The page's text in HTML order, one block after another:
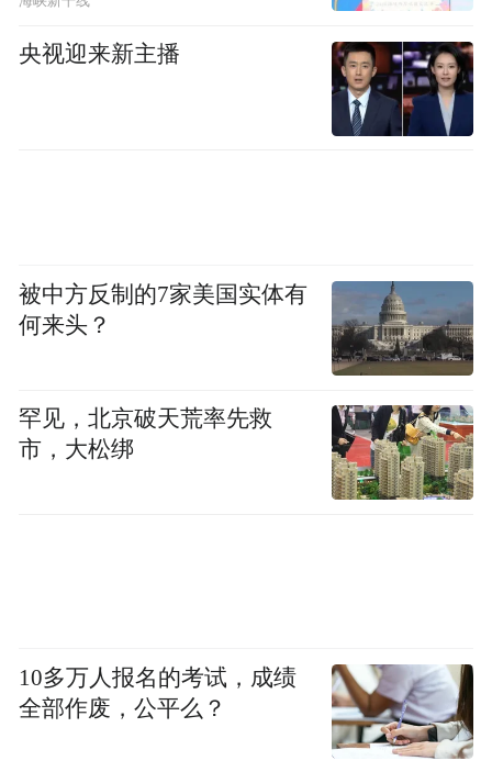
央视迎来新主播
被中方反制的7家美国实体有
何来头？
罕见，北京破天荒率先救
市，大松绑
10多万人报名的考试，成绩
全部作废，公平么？